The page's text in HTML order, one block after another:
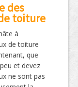
des
toiture
à
de toiture
que
et devez
ne sont pas